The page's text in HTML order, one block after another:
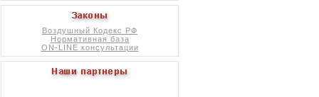
Воздушный Кодекс РФ
Нормативная база
ON-LINE консультации